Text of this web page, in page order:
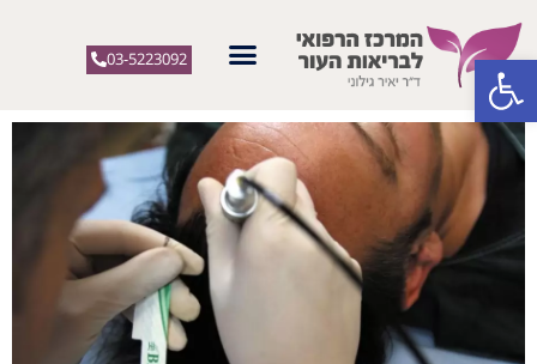
פתח סרגל נגישות 03-5223092